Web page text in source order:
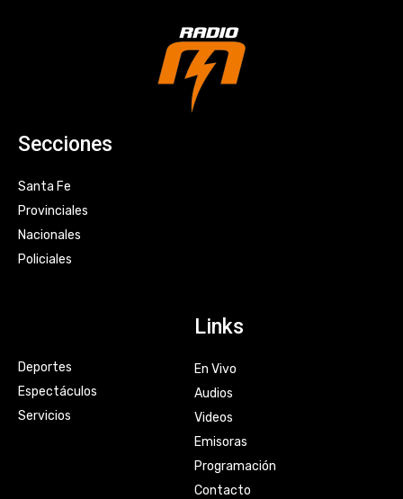
Secciones
Santa Fe
Provinciales
Nacionales
Policiales
Deportes
Espectáculos
Servicios
Links
En Vivo
Audios
Videos
Emisoras
Programación
Contacto